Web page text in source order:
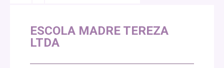
ESCOLA MADRE TEREZA
LTDA